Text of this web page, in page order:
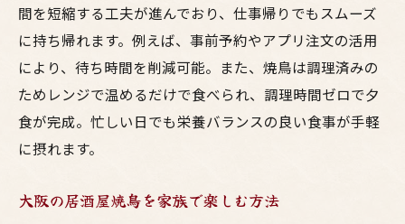
間を短縮する工夫が進んでおり、仕事帰りでもスムーズ
に持ち帰れます。例えば、事前予約やアプリ注文の活用
により、待ち時間を削減可能。また、焼鳥は調理済みの
ためレンジで温めるだけで食べられ、調理時間ゼロで夕
食が完成。忙しい日でも栄養バランスの良い食事が手軽
に摂れます。
大阪の居酒屋焼鳥を家族で楽しむ方法